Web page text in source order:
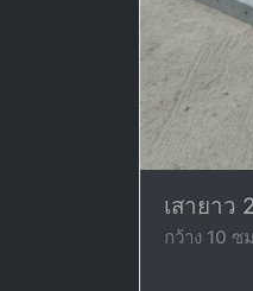
เสายาว
กว้าง 10